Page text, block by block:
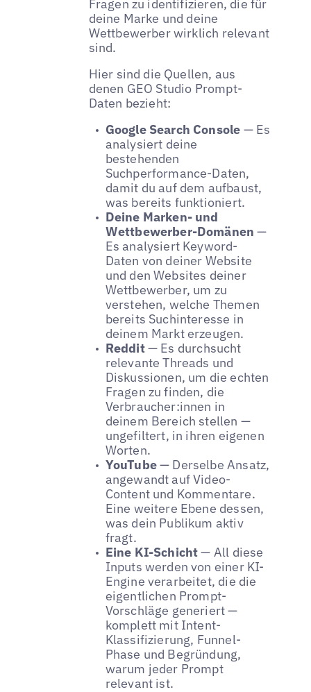
Fragen zu identifizieren, die für
deine Marke und deine
Wettbewerber wirklich relevant
sind.
Hier sind die Quellen, aus
denen GEO Studio Prompt-
Daten bezieht:
Google Search Console — Es
analysiert deine
bestehenden
Suchperformance-Daten,
damit du auf dem aufbaust,
was bereits funktioniert.
Deine Marken- und
Wettbewerber-Domänen —
Es analysiert Keyword-
Daten von deiner Website
und den Websites deiner
Wettbewerber, um zu
verstehen, welche Themen
bereits Suchinteresse in
deinem Markt erzeugen.
Reddit— Es durchsucht
relevante Threads und
Diskussionen, um die echten
Fragen zu finden, die
Verbraucher:innen in
deinem Bereich stellen —
ungefiltert, in ihren eigenen
Worten.
YouTube— Derselbe Ansatz,
angewandt auf Video-
Content und Kommentare.
Eine weitere Ebene dessen,
was dein Publikum aktiv
fragt.
Eine KI-Schicht— All diese
Inputs werden von einer KI-
Engine verarbeitet, die die
eigentlichen Prompt-
Vorschläge generiert —
komplett mit Intent-
Klassifizierung, Funnel-
Phase und Begründung,
warum jeder Prompt
relevant ist.